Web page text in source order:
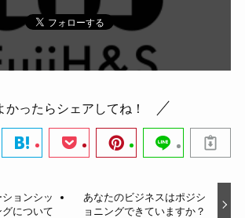
かったらシェアしてね！
ョンシッ
について
あなたのビジネスはポジシ
ョニングできていますか？